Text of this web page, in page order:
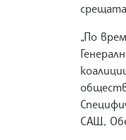
„По
САЩ,